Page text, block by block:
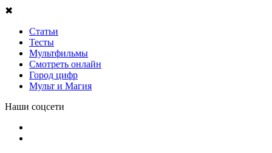
✖
Статьи
Тесты
Мультфильмы
Смотреть онлайн
Город цифр
Мульт и Магия
Наши соцсети